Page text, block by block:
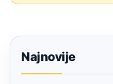
Najnovije